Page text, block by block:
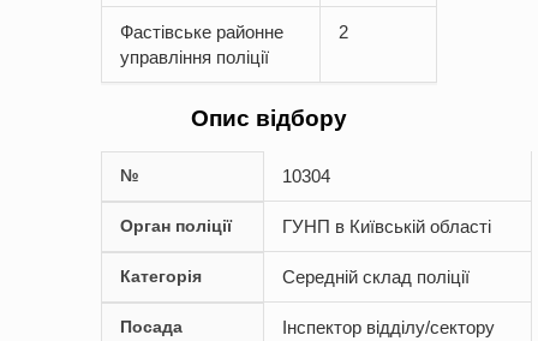
Фастівське районне
управління поліції
2
Опис відбору
№ 10304
Орган поліції ГУНП в Київській області
Категорія Середній склад поліції
Посада
Інспектор відділу/сектору